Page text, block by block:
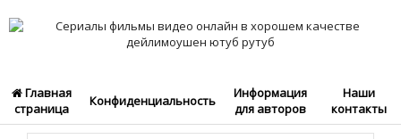
Главная
страница
Конфиденциальность
Информация
для авторов
Наши
контакты